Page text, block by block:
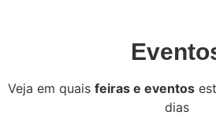
Veja em quais feiras e eventos
dias